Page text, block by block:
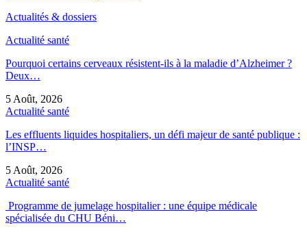
Actualités & dossiers
Actualité santé
Pourquoi certains cerveaux résistent-ils à la maladie d’Alzheimer ?
Deux…
5 Août, 2026
Actualité santé
Les effluents liquides hospitaliers, un défi majeur de santé publique :
l’INSP…
5 Août, 2026
Actualité santé
Programme de jumelage hospitalier : une équipe médicale
spécialisée du CHU Béni…